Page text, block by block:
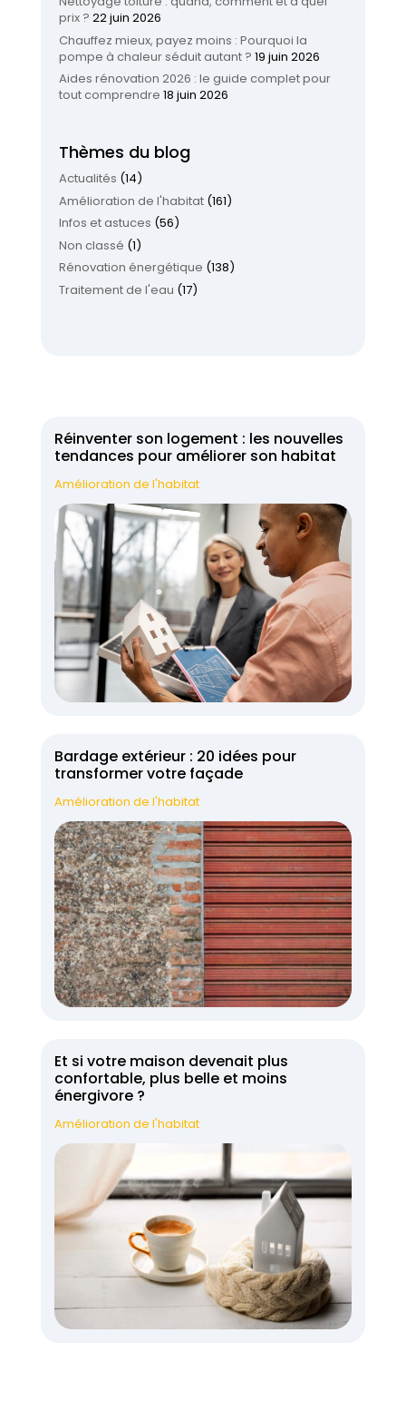
prix ? 22 juin 2026
Chauffez mieux, payez moins : Pourquoi la
pompe à chaleur séduit autant ? 19 juin 2026
Aides rénovation 2026 : le guide complet pour
tout comprendre 18 juin 2026
Thèmes du blog
Actualités (14)
Amélioration de l'habitat(161)
Infos et astuces (56)
Non classé (1)
Rénovation énergétique (138)
Traitement de l'eau (17)
Réinventer son logement : les nouvelles
tendances pour améliorer son habitat
Amélioration de l'habitat
Bardage extérieur : 20 idées pour
transformer votre façade
Amélioration de l'habitat
Et si votre maison devenait plus
confortable, plus belle et moins
énergivore ?
Amélioration de l'habitat